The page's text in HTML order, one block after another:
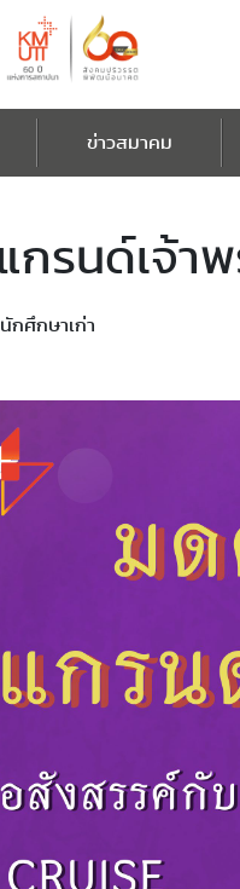
ข่าวสมาคม
กรนด์เจ้า
กศึกษาเก่า